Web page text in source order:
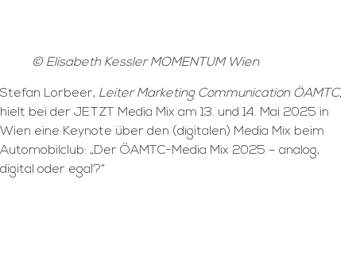
© Elisabeth Kessler MOMENTUM Wien
Stefan Lorbeer, Leiter Marketing Communication ÖAMTC,
hielt bei der JETZT Media Mix am 13. und 14. Mai 2025 in
Wien eine Keynote über den (digitalen) Media Mix beim
Automobilclub: „Der ÖAMTC-Media Mix 2025 – analog,
digital oder egal?“